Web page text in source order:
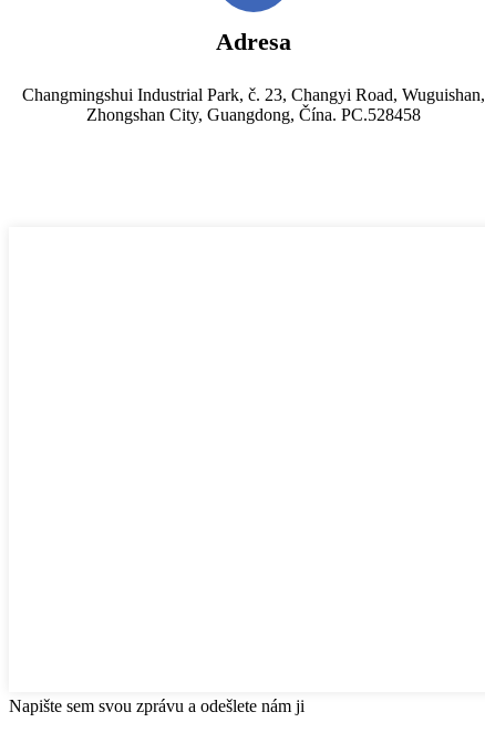
Adresa
Changmingshui Industrial Park, č. 23, Changyi Road, Wuguishan,
Zhongshan City, Guangdong, Čína. PC.528458
Napište sem svou zprávu a odešlete nám ji